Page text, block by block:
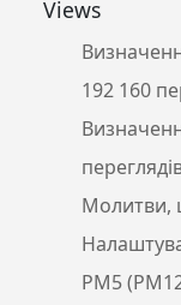
Views
192 160
Молитви,
РМ5